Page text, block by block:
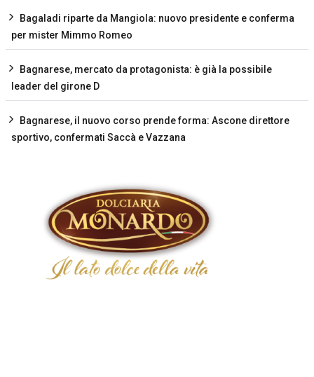
Bagaladi riparte da Mangiola: nuovo presidente e conferma
per mister Mimmo Romeo
Bagnarese, mercato da protagonista: è già la possibile
leader del girone D
Bagnarese, il nuovo corso prende forma: Ascone direttore
sportivo, confermati Saccà e Vazzana